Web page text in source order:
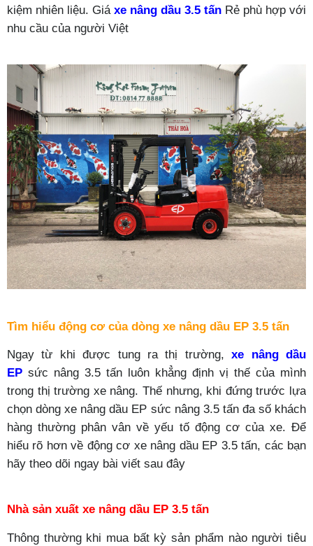
kiệm nhiên liệu. Giá xe nâng dầu 3.5 tấn Rẻ phù hợp với
nhu cầu của người Việt
Tìm hiểu động cơ của dòng xe nâng dầu EP 3.5 tấn
Ngay từ khi được tung ra thị trường,xe nâng dầu
EP sức nâng 3.5 tấn luôn khẳng định vị thế của mình
trong thị trường xe nâng. Thế nhưng, khi đứng trước lựa
chọn dòng xe nâng dầu EP sức nâng 3.5 tấn đa số khách
hàng thường phân vân về yếu tố động cơ của xe. Để
hiểu rõ hơn về động cơ xe nâng dầu EP 3.5 tấn, các bạn
hãy theo dõi ngay bài viết sau đây
Nhà sản xuất xe nâng dầu EP 3.5 tấn
Thông thường khi mua bất kỳ sản phẩm nào người tiêu